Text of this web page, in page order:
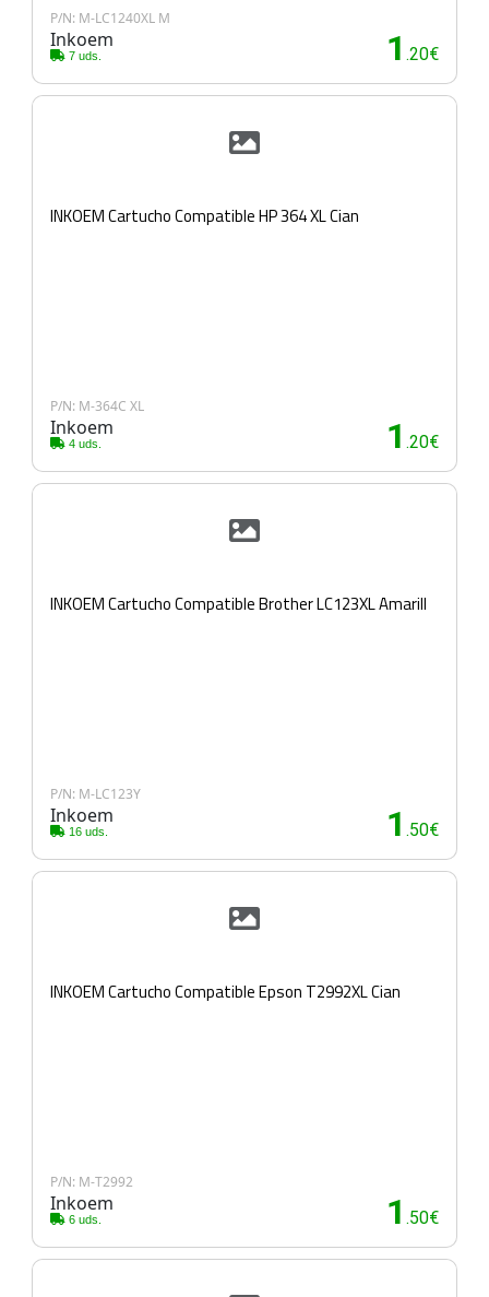
P/N: M-LC1240XL M
Inkoem
7 uds. 1 .20€
INKOEM Cartucho Compatible HP 364 XL Cian
P/N: M-364C XL
Inkoem
4 uds. 1 .20€
INKOEM Cartucho Compatible Brother LC123XL Amarill
P/N: M-LC123Y
Inkoem
16 uds. 1 .50€
INKOEM Cartucho Compatible Epson T2992XL Cian
P/N: M-T2992
Inkoem
6 uds. 1 .50€